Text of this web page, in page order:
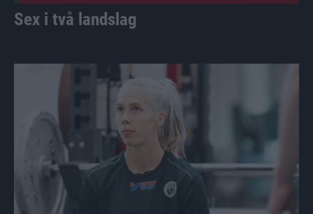
Sex i två landslag